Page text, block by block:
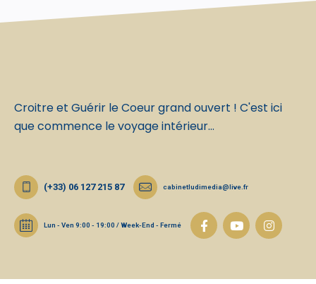
Croitre et Guérir le Coeur grand ouvert ! C'est ici
que commence le voyage intérieur...
(+33) 06 127 215 87 cabinetludimedia@live.fr
Lun - Ven 9:00 - 19:00 / Week-End - Fermé